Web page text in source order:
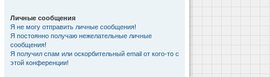
Личные сообщения
Я не могу отправить личные сообщения!
Я постоянно получаю нежелательные личные
сообщения!
Я получил спам или оскорбительный email от кого-то с
этой конференции!